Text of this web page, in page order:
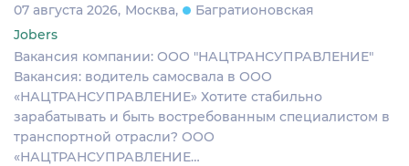
07 августа 2026 Москва
Багратионовская
Jobers
Вакансия компании: ООО "НАЦТРАНСУПРАВЛЕНИЕ"
Вакансия: водитель самосвала в ООО
«НАЦТРАНСУПРАВЛЕНИЕ» Хотите стабильно
зарабатывать и быть востребованным специалистом в
транспортной отрасли? ООО
«НАЦТРАНСУПРАВЛЕНИЕ…